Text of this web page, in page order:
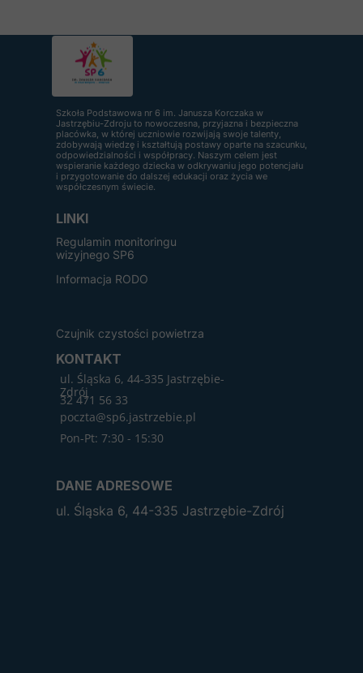
Pon-Pt: 7:30 - 15:30
poczta@sp6.jastrzebie.pl
32 471 56 33
ul. Śląska 6, 44-335 Jastrzębie-
Zdrój
ul. Śląska 6, 44-335 Jastrzębie-Zdrój
DANE ADRESOWE
LINKI
KONTAKT
Czujnik czystości powietrza
Informacja RODO
Regulamin monitoringu
wizyjnego SP6
Szkoła Podstawowa nr 6 im. Janusza Korczaka w
Jastrzębiu-Zdroju to nowoczesna, przyjazna i bezpieczna
placówka, w której uczniowie rozwijają swoje talenty,
zdobywają wiedzę i kształtują postawy oparte na szacunku,
odpowiedzialności i współpracy. Naszym celem jest
wspieranie każdego dziecka w odkrywaniu jego potencjału
i przygotowanie do dalszej edukacji oraz życia we
współczesnym świecie.